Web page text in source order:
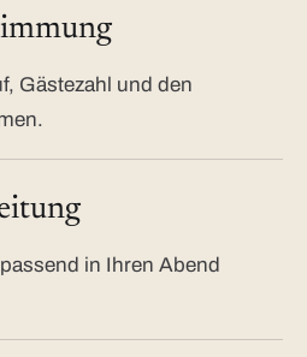
Gästezahl und den
in Ihren Abend